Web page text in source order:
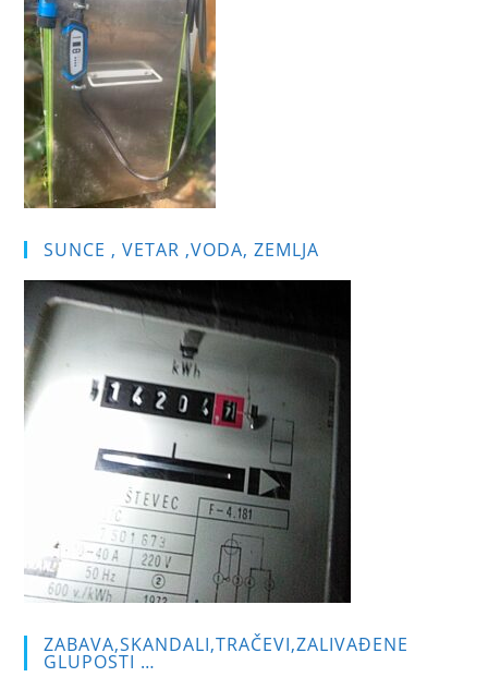
SUNCE , VETAR ,VODA, ZEMLJA
ZABAVA,SKANDALI,TRAČEVI,ZALIVAĐENE
GLUPOSTI …